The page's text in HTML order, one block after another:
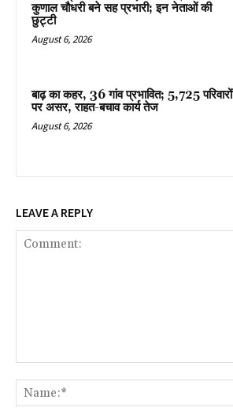
कुणाल चौधरी बने सह प्रभारी; इन नेताओं की
छुट्टी
August 6, 2026
बाढ़ का कहर, 36 गांव प्रभावित; 5,725 परिवारों
पर असर, राहत-बचाव कार्य तेज
August 6, 2026
LEAVE A REPLY